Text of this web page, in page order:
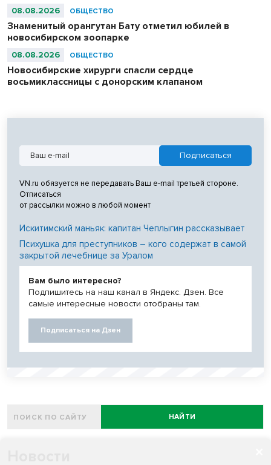
08.08.2026 ОБЩЕСТВО
Знаменитый орангутан Бату отметил юбилей в
новосибирском зоопарке
08.08.2026 ОБЩЕСТВО
Новосибирские хирурги спасли сердце
восьмиклассницы с донорским клапаном
VN.ru обязуется не передавать Ваш e-mail третьей стороне.
Отписаться
от рассылки можно в любой момент
Искитимский маньяк: капитан Чеплыгин рассказывает
Психушка для преступников – кого содержат в самой
закрытой лечебнице за Уралом
Вам было интересно?
Подпишитесь на наш канал в Яндекс. Дзен. Все
самые интересные новости отобраны там.
Подписаться на Дзен
НАЙТИ